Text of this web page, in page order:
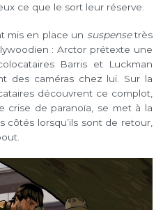
ce que le sort leur réserve.
mis en place un suspensetrès
: Arctor prétexte une
Barris et Luckman
des caméras chez lui. Sur la
découvrent ce complot,
crise de paranoïa, se met à la
côtés lorsqu’ils sont de retour,